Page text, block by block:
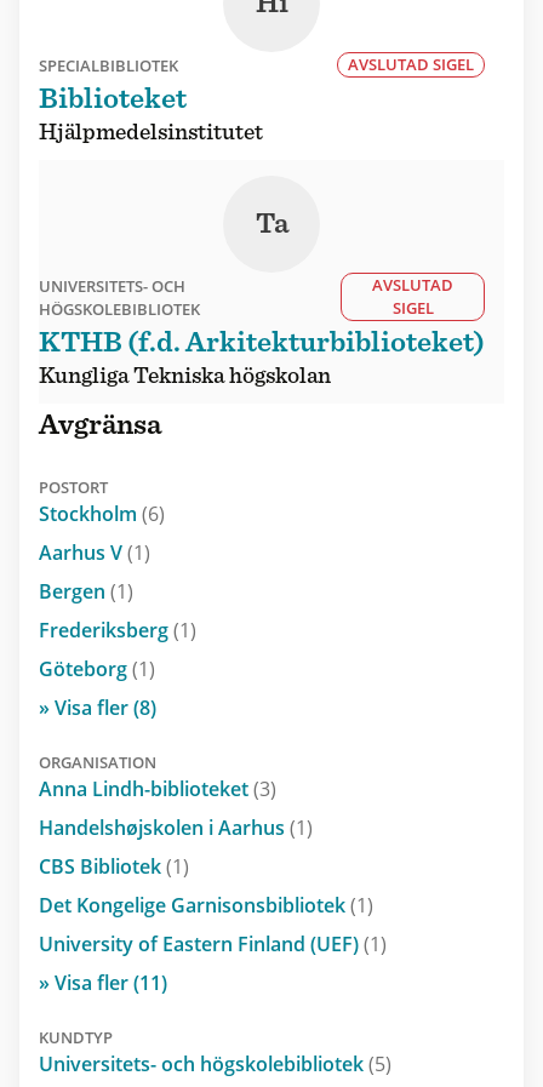
SPECIALBIBLIOTEK AVSLUTAD SIGEL
Biblioteket
Hjälpmedelsinstitutet
Ta
UNIVERSITETS- OCH
HÖGSKOLEBIBLIOTEK
AVSLUTAD
SIGEL
KTHB (f.d. Arkitekturbiblioteket)
Kungliga Tekniska högskolan
Avgränsa
POSTORT
Stockholm (6)
Aarhus V(1)
Bergen (1)
Frederiksberg(1)
Göteborg(1)
» Visa fler (8)
ORGANISATION
Anna Lindh-biblioteket(3)
Handelshøjskolen i Aarhus (1)
CBS Bibliotek(1)
Det Kongelige Garnisonsbibliotek(1)
University of Eastern Finland (UEF)(1)
» Visa fler (11)
KUNDTYP
Universitets- och högskolebibliotek(5)